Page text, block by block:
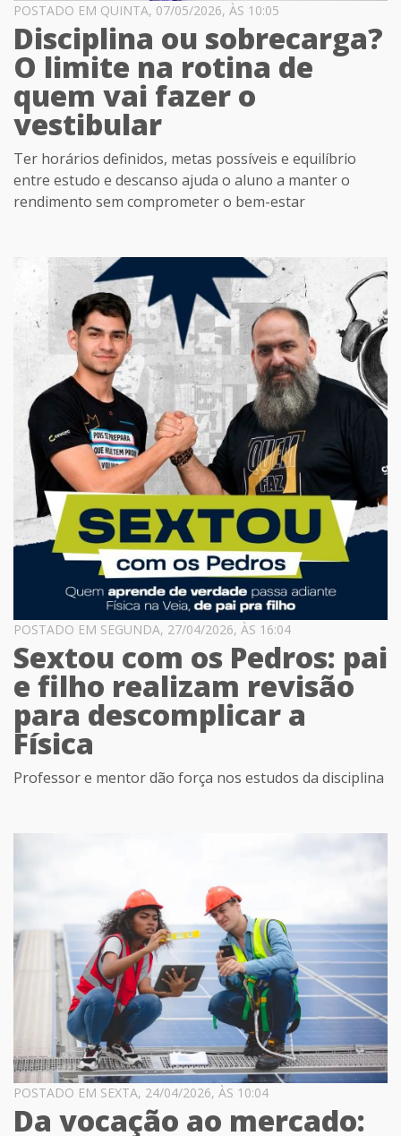
POSTADO EM QUINTA, 07/05/2026, ÀS 10:05
Disciplina ou sobrecarga?
O limite na rotina de
quem vai fazer o
vestibular
Ter horários definidos, metas possíveis e equilíbrio
entre estudo e descanso ajuda o aluno a manter o
rendimento sem comprometer o bem-estar
POSTADO EM SEGUNDA, 27/04/2026, ÀS 16:04
Sextou com os Pedros: pai
e filho realizam revisão
para descomplicar a
Física
Professor e mentor dão força nos estudos da disciplina
POSTADO EM SEXTA, 24/04/2026, ÀS 10:04
Da vocação ao mercado: